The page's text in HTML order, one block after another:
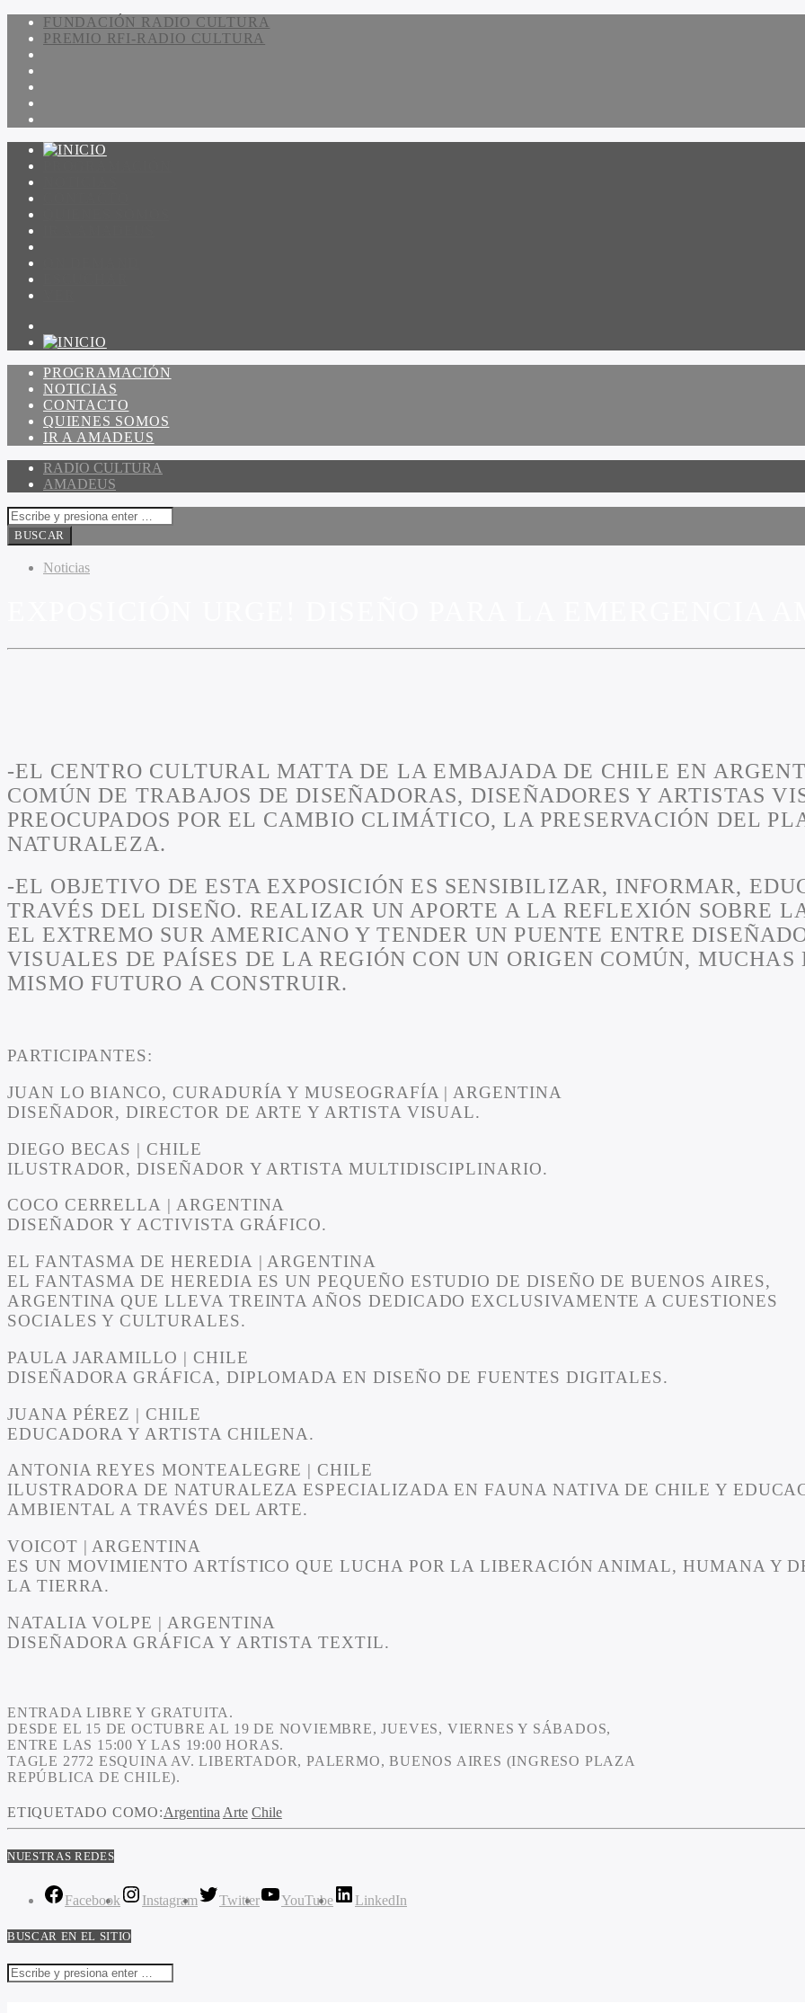
FUNDACIÓN RADIO CULTURA
PREMIO RFI-RADIO CULTURA
PROGRAMACIÓN
NOTICIAS
CONTACTO
QUIENES SOMOS
IR A AMADEUS
RADIO CULTURA
AMADEUS
Noticias
-EL CENTRO CULTURAL MATTA DE LA EMBAJADA DE CHILE EN
COMÚN DE TRABAJOS DE DISEÑADORAS, DISEÑADORES Y ARTISTAS
PREOCUPADOS POR EL CAMBIO CLIMÁTICO, LA PRESERVACIÓN DEL
NATURALEZA.
-EL OBJETIVO DE ESTA EXPOSICIÓN ES SENSIBILIZAR, INFORMAR,
TRAVÉS DEL DISEÑO. REALIZAR UN APORTE A LA REFLEXIÓN SOBRE
EL EXTREMO SUR AMERICANO Y TENDER UN PUENTE ENTRE
VISUALES DE PAÍSES DE LA REGIÓN CON UN ORIGEN COMÚN,
MISMO FUTURO A CONSTRUIR.
PARTICIPANTES:
JUAN LO BIANCO, CURADURÍA Y MUSEOGRAFÍA | ARGENTINA
DISEÑADOR, DIRECTOR DE ARTE Y ARTISTA VISUAL.
DIEGO BECAS | CHILE
ILUSTRADOR, DISEÑADOR Y ARTISTA MULTIDISCIPLINARIO.
COCO CERRELLA | ARGENTINA
DISEÑADOR Y ACTIVISTA GRÁFICO.
EL FANTASMA DE HEREDIA | ARGENTINA
EL FANTASMA DE HEREDIA ES UN PEQUEÑO ESTUDIO DE DISEÑO DE BUENOS AIRES,
ARGENTINA QUE LLEVA TREINTA AÑOS DEDICADO EXCLUSIVAMENTE A CUESTIONES
SOCIALES Y CULTURALES.
PAULA JARAMILLO | CHILE
DISEÑADORA GRÁFICA, DIPLOMADA EN DISEÑO DE FUENTES DIGITALES.
JUANA PÉREZ | CHILE
EDUCADORA Y ARTISTA CHILENA.
ANTONIA REYES MONTEALEGRE | CHILE
ILUSTRADORA DE NATURALEZA ESPECIALIZADA EN FAUNA NATIVA DE CHILE Y
AMBIENTAL A TRAVÉS DEL ARTE.
VOICOT | ARGENTINA
ES UN MOVIMIENTO ARTÍSTICO QUE LUCHA POR LA LIBERACIÓN ANIMAL, HUMANA Y
LA TIERRA.
NATALIA VOLPE | ARGENTINA
DISEÑADORA GRÁFICA Y ARTISTA TEXTIL.
ENTRADA LIBRE Y GRATUITA.
DESDE EL 15 DE OCTUBRE AL 19 DE NOVIEMBRE, JUEVES, VIERNES Y SÁBADOS,
ENTRE LAS 15:00 Y LAS 19:00 HORAS.
TAGLE 2772 ESQUINA AV. LIBERTADOR, PALERMO, BUENOS AIRES (INGRESO PLAZA
REPÚBLICA DE CHILE).
ETIQUETADO COMO:Argentina Arte Chile
NUESTRAS REDES
Facebook Instagram Twitter YouTube LinkedIn
BUSCAR EN EL SITIO